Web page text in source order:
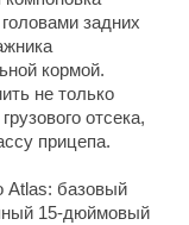
задних
кормой.
не только
отсека,
прицепа.
Atlas: базовый
15-дюймовый